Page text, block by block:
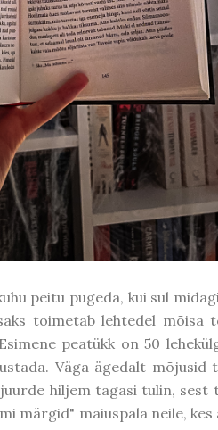
peitu pugeda, kui sul
toimetab lehtedel mõisa
peatükk on 50
Väga ägedalt mõjusid
hiljem tagasi tulin, sest
märgid" maiuspala neile,